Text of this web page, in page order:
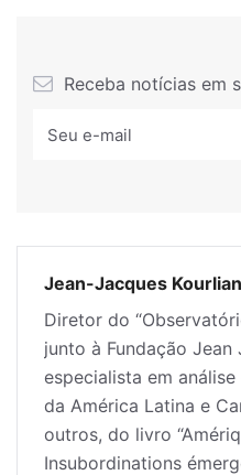
Receba notícias em
Jean-Jacques
Diretor do
junto à Fundação Jean
especialista em
da América Latina e
outros, do livro
Insubordinations